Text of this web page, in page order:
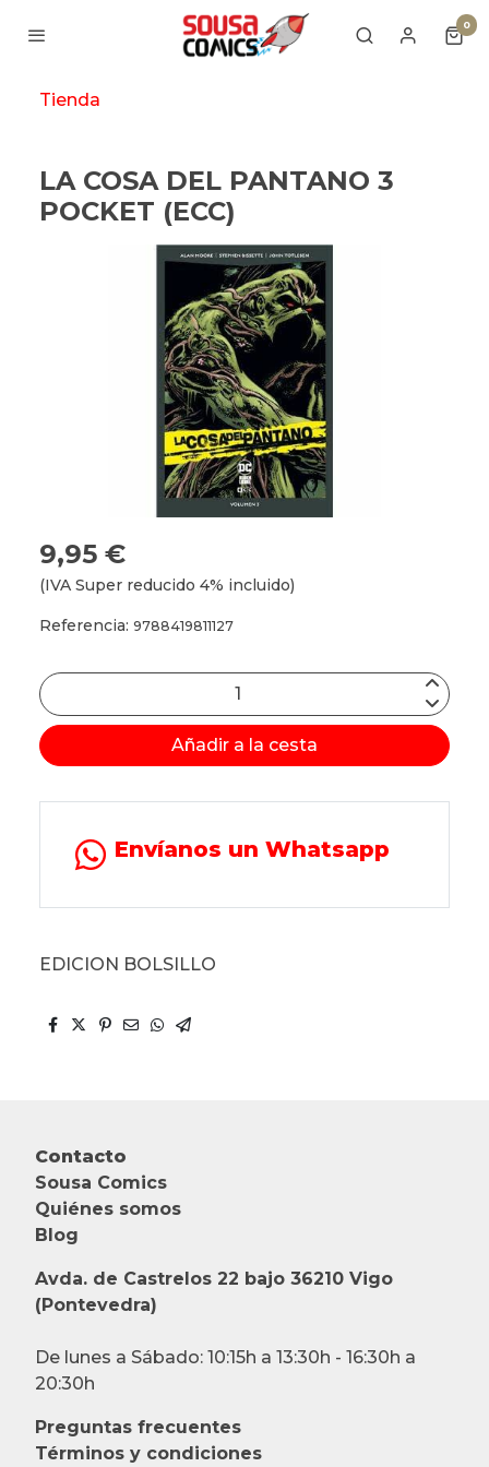
0
Tienda
LA COSA DEL PANTANO 3
POCKET (ECC)
9,95 €
(IVA Super reducido 4% incluido)
Referencia: 9788419811127
Añadir a la cesta
Envíanos un Whatsapp
EDICION BOLSILLO
Contacto
Sousa Comics
Quiénes somos
Blog
Avda. de Castrelos 22 bajo 36210 Vigo
(Pontevedra)
De lunes a Sábado: 10:15h a 13:30h - 16:30h a
20:30h
Preguntas frecuentes
Términos y condiciones